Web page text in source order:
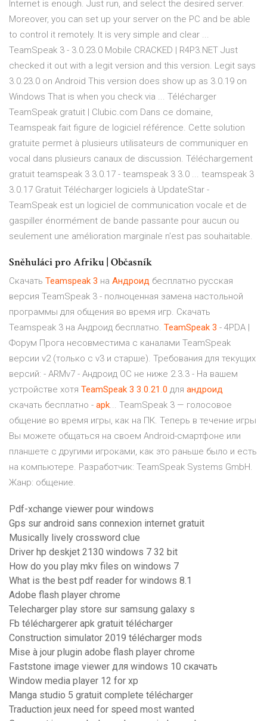
Internet is enough. Just run, and select the desired server.
Moreover, you can set up your server on the PC and be able
to control it remotely. It is very simple and clear ...
TeamSpeak 3 - 3.0.23.0 Mobile CRACKED | R4P3.NET Just
checked it out with a legit version and this version. Legit says
3.0.23.0 on Android This version does show up as 3.0.19 on
Windows That is when you check via ... Télécharger
TeamSpeak gratuit | Clubic.com Dans ce domaine,
Teamspeak fait figure de logiciel référence. Cette solution
gratuite permet à plusieurs utilisateurs de communiquer en
vocal dans plusieurs canaux de discussion. Téléchargement
gratuit teamspeak 3 3.0.17 - teamspeak 3 3.0 ... teamspeak 3
3.0.17 Gratuit Télécharger logiciels à UpdateStar -
TeamSpeak est un logiciel de communication vocale et de
gaspiller énormément de bande passante pour aucun ou
seulement une amélioration marginale n'est pas souhaitable.
Sněhuláci pro Afriku | Občasník
Скачать Teamspeak 3 на Андроид бесплатно русская
версия TeamSpeak 3 - полноценная замена настольной
программы для общения во время игр. Скачать
Teamspeak 3 на Андроид бесплатно. TeamSpeak 3 - 4PDA |
Форум Прога несовместима с каналами TeamSpeak
версии v2 (только с v3 и старше). Требования для текущих
версий: - ARMv7 - Андроид ОС не ниже 2.3.3 - На вашем
устройстве хотя TeamSpeak 3 3.0.21 .0 для андроид
скачать бесплатно - apk... TeamSpeak 3 — голосовое
общение во время игры, как на ПК. Теперь в течение игры
Вы можете общаться на своем Android-смартфоне или
планшете с другими игроками, как это раньше было и есть
на компьютере. Разработчик: TeamSpeak Systems GmbH.
Жанр: общение.
Pdf-xchange viewer pour windows
Gps sur android sans connexion internet gratuit
Musically lively crossword clue
Driver hp deskjet 2130 windows 7 32 bit
How do you play mkv files on windows 7
What is the best pdf reader for windows 8.1
Adobe flash player chrome
Telecharger play store sur samsung galaxy s
Fb téléchargerer apk gratuit télécharger
Construction simulator 2019 télécharger mods
Mise à jour plugin adobe flash player chrome
Faststone image viewer для windows 10 скачать
Window media player 12 for xp
Manga studio 5 gratuit complete télécharger
Traduction jeux need for speed most wanted